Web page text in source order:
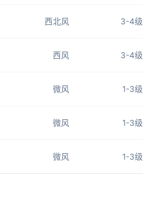
西北风 3-4级
西风 3-4级
微风 1-3级
微风 1-3级
微风 1-3级